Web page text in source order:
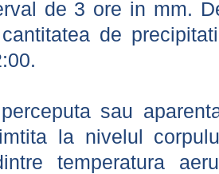
de 3 ore in mm.
de
sau
la nivelul
temperatura